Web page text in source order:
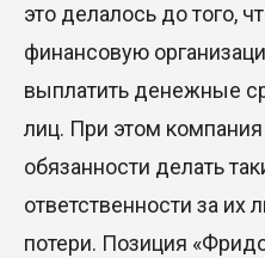
это делалось до того,
финансовую
выплатить денежные
лиц. При этом
обязанности делать
ответственности за
потери. Позиция